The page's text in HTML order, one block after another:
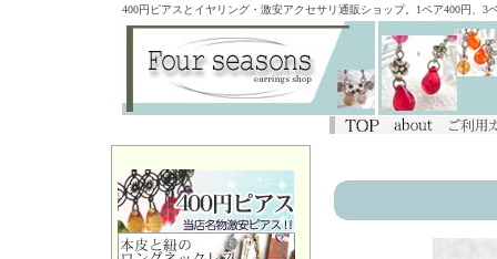
400円ピアスとイヤリング・激安アクセサリ通販ショップ。1ペア400円、